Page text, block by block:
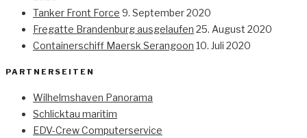
Tanker Front Force 9. September 2020
Fregatte Brandenburg ausgelaufen 25. August 2020
Containerschiff Maersk Serangoon 10. Juli 2020
PARTNERSEITEN
Wilhelmshaven Panorama
Schlicktau maritim
EDV-Crew Computerservice